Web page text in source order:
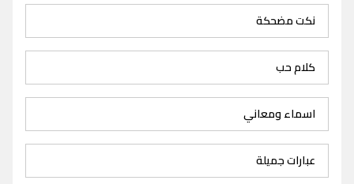
نكت مضحكة
كلام حب
اسماء ومعاني
عبارات جميلة